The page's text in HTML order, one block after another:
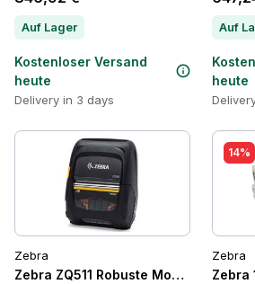
Auf Lager
Kostenloser Versand
heute
Delivery in 3 days
Auf
heute
Zebra
Zebra ZQ511 Robuste Mobile
14%
Zebra
Zebra